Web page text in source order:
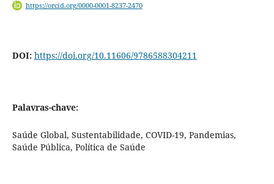
https://orcid.org/0000-0001-8237-2470
DOI: https://doi.org/10.11606/9786588304211
Palavras-chave:
Saúde Global, Sustentabilidade, COVID-19, Pandemias,
Saúde Pública, Política de Saúde